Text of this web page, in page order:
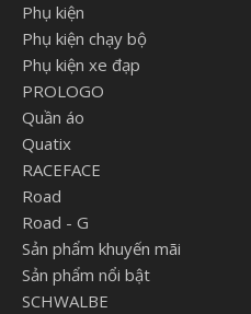
Phụ kiện
Phụ kiện chạy bộ
Phụ kiện xe đạp
PROLOGO
Quần áo
Quatix
RACEFACE
Road
Road - G
Sản phẩm khuyến mãi
Sản phẩm nổi bật
SCHWALBE